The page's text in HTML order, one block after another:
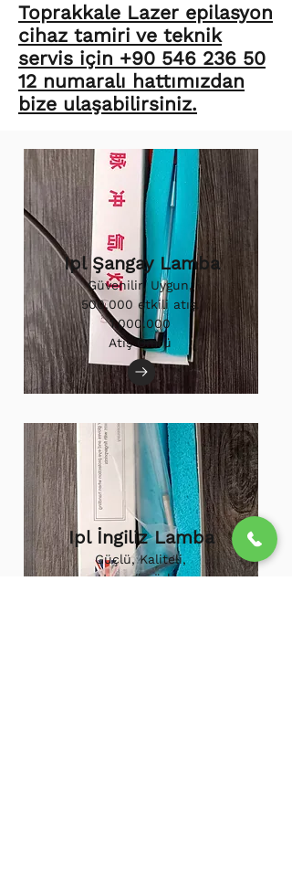
Toprakkale Lazer epilasyon
cihaz tamiri ve teknik
servis için +90 546 236 50
12 numaralı hattımızdan
bize ulaşabilirsiniz.
Ipl Şangay Lamba
Güvenilir, Uygun,
500.000 etkili atış.
1.000.000
Atış Ömrü
Ipl İngiliz Lamba
Güçlü, Kaliteli,
Uzun ömürlü,